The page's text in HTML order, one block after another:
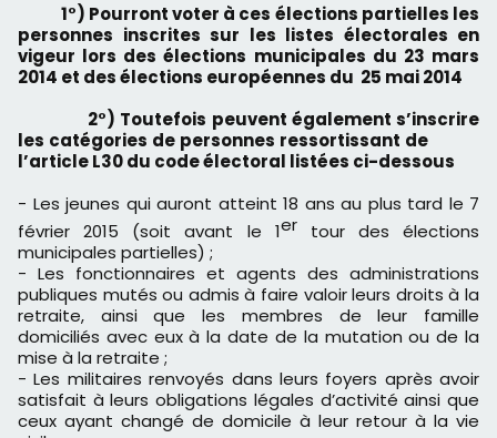
1°) Pourront voter à ces élections partielles les
personnes inscrites sur les listes électorales en
vigeur lors des élections municipales du 23 mars
2014 et des élections européennes du 25 mai 2014
2°) Toutefois peuvent également s’inscrire
les catégories de personnes ressortissant de
l’article L30 du code électoral listées ci-dessous
- Les jeunes qui auront atteint 18 ans au plus tard le 7
février 2015 (soit avant le 1ertour des élections
municipales partielles) ;
- Les fonctionnaires et agents des administrations
publiques mutés ou admis à faire valoir leurs droits à la
retraite, ainsi que les membres de leur famille
domiciliés avec eux à la date de la mutation ou de la
mise à la retraite ;
- Les militaires renvoyés dans leurs foyers après avoir
satisfait à leurs obligations légales d’activité ainsi que
ceux ayant changé de domicile à leur retour à la vie